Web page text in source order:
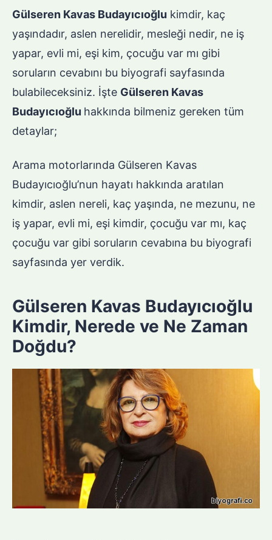
Gülseren Kavas Budayıcıoğlu kimdir, kaç
yaşındadır, aslen nerelidir, mesleği nedir, ne iş
yapar, evli mi, eşi kim, çocuğu var mı gibi
soruların cevabını bu biyografi sayfasında
bulabileceksiniz. İşte Gülseren Kavas
Budayıcıoğlu hakkında bilmeniz gereken tüm
detaylar;
Arama motorlarında Gülseren Kavas
Budayıcıoğlu’nun hayatı hakkında aratılan
kimdir, aslen nereli, kaç yaşında, ne mezunu, ne
iş yapar, evli mi, eşi kimdir, çocuğu var mı, kaç
çocuğu var gibi soruların cevabına bu biyografi
sayfasında yer verdik.
Gülseren Kavas Budayıcıoğlu
Kimdir, Nerede ve Ne Zaman
Doğdu?